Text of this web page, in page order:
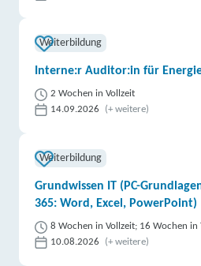
Weiterbildung
Interne:r Auditor:in für
2 Wochen in Vollzeit
14.09.2026
(+ weitere)
Weiterbildung
Grundwissen IT (PC-
365: Word, Excel, PowerPoint)
8 Wochen in Vollzeit; 16 Wochen in
10.08.2026
(+ weitere)